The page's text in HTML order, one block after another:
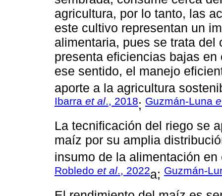
agricultura, por lo tanto, las
este cultivo representan un
alimentaria, pues se trata
presenta eficiencias bajas
ese sentido, el manejo
aporte a la agricultura
Ibarra et al., 2018; Guzmán-Luna
La tecnificación del riego se
maíz por su amplia
insumo de la alimentación en
Robledo et al., 2022a; Guzmán-